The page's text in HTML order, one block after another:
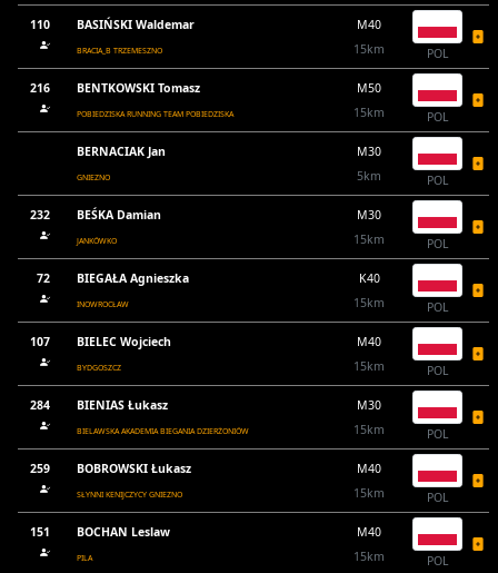
110 BASIŃSKI Waldemar
BRACIA_B TRZEMESZNO
M40
15km
POL
216 BENTKOWSKI Tomasz
POBIEDZISKA RUNNING TEAM POBIEDZISKA
M50
15km
POL
BERNACIAK Jan
GNIEZNO
M30
5km
POL
232 BEŚKA Damian
JANKÓWKO
M30
15km
POL
72 BIEGAŁA Agnieszka
INOWROCŁAW
K40
15km
POL
107 BIELEC Wojciech
BYDGOSZCZ
M40
15km
POL
284 BIENIAS Łukasz
BIELAWSKA AKADEMIA BIEGANIA DZIERŻONIÓW
M30
15km
POL
259 BOBROWSKI Łukasz
SŁYNNI KENIJCZYCY GNIEZNO
M40
15km
POL
151 BOCHAN Leslaw
PILA
M40
15km
POL